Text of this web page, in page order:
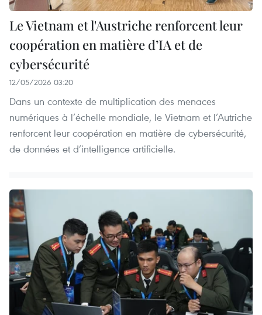
Le Vietnam et l'Austriche renforcent leur
coopération en matière d’IA et de
cybersécurité
12/05/2026 03:20
Dans un contexte de multiplication des menaces
numériques à l’échelle mondiale, le Vietnam et l’Autriche
renforcent leur coopération en matière de cybersécurité,
de données et d’intelligence artificielle.